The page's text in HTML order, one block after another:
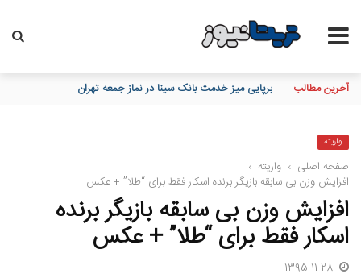
آخرین مطالب تاکید مدیرعامل بانک مسکن بر نقش خبرنگاران در اعتمادسازی و
واریته
صفحه اصلی › واریته ›
افزایش وزن بی سابقه بازیگر برنده اسکار فقط برای “طلا” + عکس
افزایش وزن بی سابقه بازیگر برنده
اسکار فقط برای “طلا” + عکس
1395-11-28